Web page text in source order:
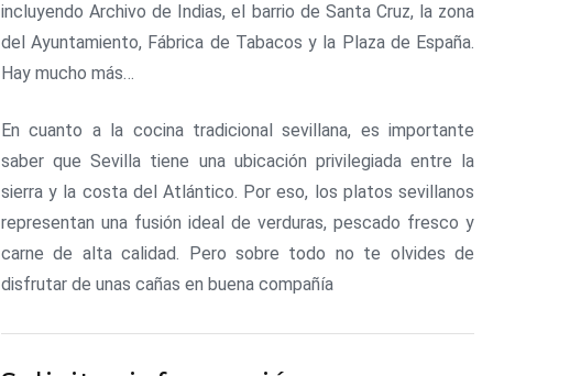
incluyendo Archivo de Indias, el barrio de Santa Cruz, la zona
del Ayuntamiento, Fábrica de Tabacos y la Plaza de España.
Hay mucho más…
En cuanto a la cocina tradicional sevillana, es importante
saber que Sevilla tiene una ubicación privilegiada entre la
sierra y la costa del Atlántico. Por eso, los platos sevillanos
representan una fusión ideal de verduras, pescado fresco y
carne de alta calidad. Pero sobre todo no te olvides de
disfrutar de unas cañas en buena compañía